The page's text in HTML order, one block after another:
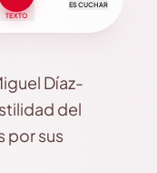
TEXTO
ESCUCHAR
Díaz-
del
por sus